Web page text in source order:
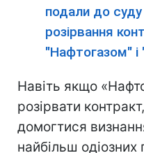
подали до
розірвання
"Нафтогазом"
Навіть якщо
розірвати
домогтися
найбільш